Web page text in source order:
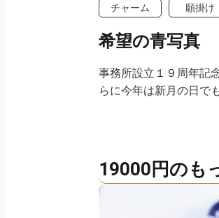
チャーム 願掛け
希望の青写真
事務所設立１９周年記
らに今年は新月の日で
19000円のも